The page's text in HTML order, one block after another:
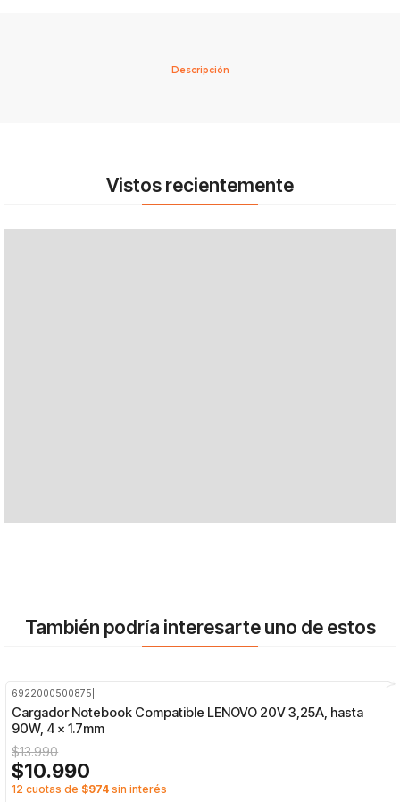
Descripción
Vistos recientemente
También podría interesarte uno de estos
6922000500875
Cargador Notebook Compatible LENOVO 20V 3,25A, hasta
90W, 4 x 1.7mm
$13.990
$10.990
12 cuotas de $974 sin interés